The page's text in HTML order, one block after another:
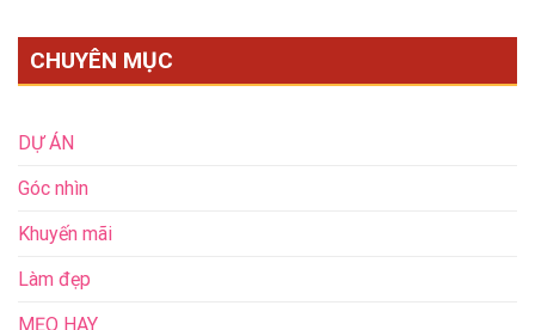
CHUYÊN MỤC
DỰ ÁN
Góc nhìn
Khuyến mãi
Làm đẹp
MẸO HAY